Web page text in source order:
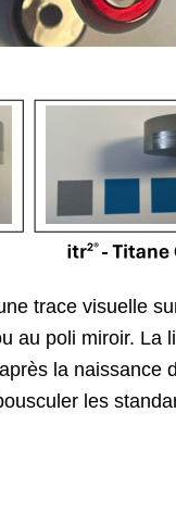
trace visuelle
au poli miroir.
la naissance
les